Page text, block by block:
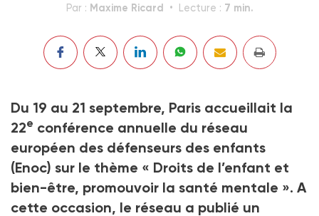
Par : Maxime Ricard Lecture : 7 min.
Du 19 au 21 septembre, Paris accueillait la
22e conférence annuelle du réseau
européen des défenseurs des enfants
(Enoc) sur le thème « Droits de l’enfant et
bien-être, promouvoir la santé mentale ». A
cette occasion, le réseau a publié un